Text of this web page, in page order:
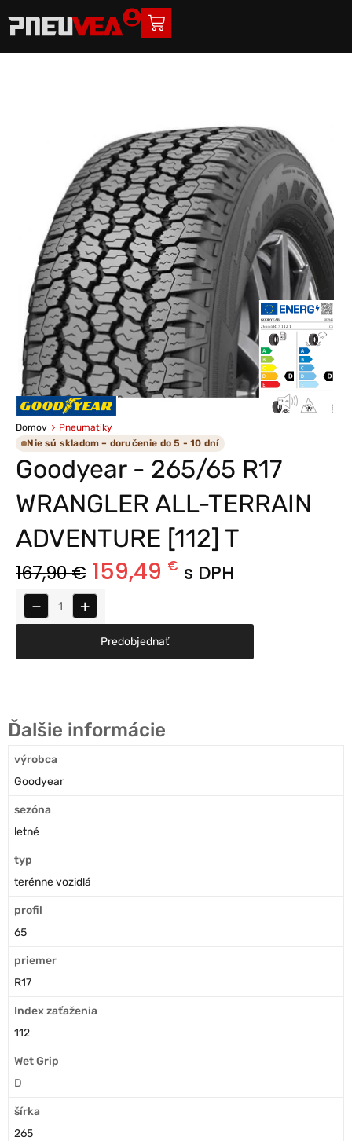
Domov
Pneumatiky
Nie sú skladom – doručenie do 5 - 10 dní
Goodyear - 265/65 R17
WRANGLER ALL-TERRAIN
ADVENTURE [112] T
167,90€ 159,49 € s DPH
− +
Predobjednať
Ďalšie informácie
výrobca
Goodyear
sezóna
letné
typ
terénne vozidlá
profil
65
priemer
R17
Index zaťaženia
112
Wet Grip
D
šírka
265